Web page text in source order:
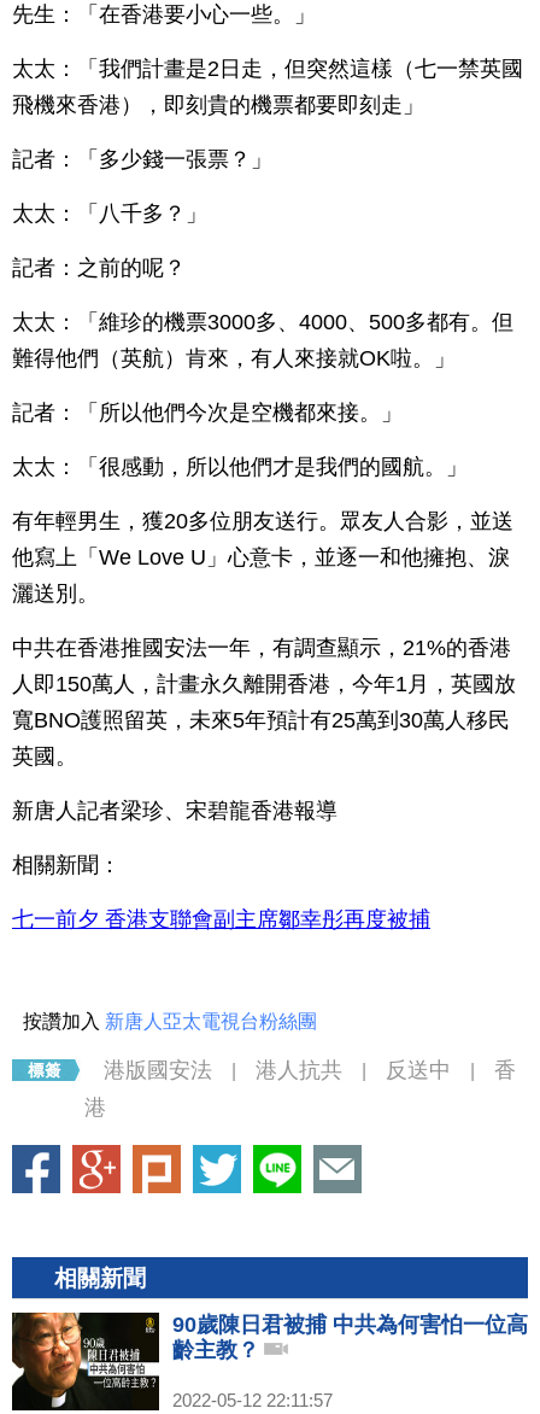
先生：「在香港要小心一些。」
太太：「我們計畫是2日走，但突然這樣（七一禁英國
飛機來香港），即刻貴的機票都要即刻走」
記者：「多少錢一張票？」
太太：「八千多？」
記者：之前的呢？
太太：「維珍的機票3000多、4000、500多都有。但
難得他們（英航）肯來，有人來接就OK啦。」
記者：「所以他們今次是空機都來接。」
太太：「很感動，所以他們才是我們的國航。」
有年輕男生，獲20多位朋友送行。眾友人合影，並送
他寫上「We Love U」心意卡，並逐一和他擁抱、淚
灑送別。
中共在香港推國安法一年，有調查顯示，21%的香港
人即150萬人，計畫永久離開香港，今年1月，英國放
寬BNO護照留英，未來5年預計有25萬到30萬人移民
英國。
新唐人記者梁珍、宋碧龍香港報導
相關新聞：
七一前夕 香港支聯會副主席鄒幸彤再度被捕
按讚加入 新唐人亞太電視台粉絲團
港版國安法 港人抗共 反送中
香
港
相關新聞
90歲陳日君被捕 中共為何害怕一位高
齡主教？
2022-05-12 22:11:57